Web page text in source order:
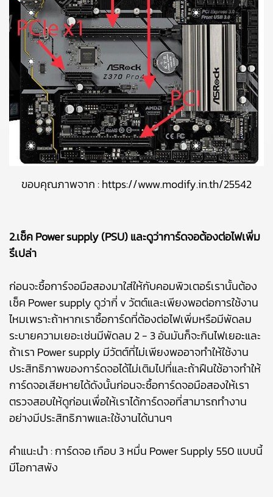
ขอบคุณภาพจาก : https://www.modify.in.th/25542
2.เช็ค Power supply (PSU) และดูว่าการ์ดจอต้องต่อไฟเพิ่ม
รึเปล่า
ก่อนจะซื้อการ์จอมือสองมาใส่ให้กับคอมพิวเตอร์เรานั้นต้อง
เช็ค Power supply ดูว่ากี่ v วัตต์และเพียงพอต่อการใช้งาน
ไหมเพราะถ้าหากเราซื้อการ์ดที่ต้องต่อไฟเพิ่มหรือมีพัดลม
ระบายความเยอะเช่นมีพัดลม 2 - 3 อันมันก็จะกินไฟเยอะและ
ถ้าเรา Power supply มีวัตต์ที่ไม่เพียงพออาจทำให้ใช้งาน
ประสิทธิภาพของการ์ดจอได้ไม่เติมไปที่และถ้าฝืนใช้อาจทำให้
การ์ดจอเสียหายได้ดังนั้นก่อนจะซื้อการ์ดจอมือสองให้เรา
ตรวจสอบให้ดูก่อนเพื่อให้เราได้การ์ดจอที่สามารถทำงาน
อย่างมีประสิทธิภาพและใช้งานได้นานๆ
คำแนะนำ : การ์ดจอ เกือบ 3 หมื่น Power Supply 550 แบบนี้
มีโอกาสพัง